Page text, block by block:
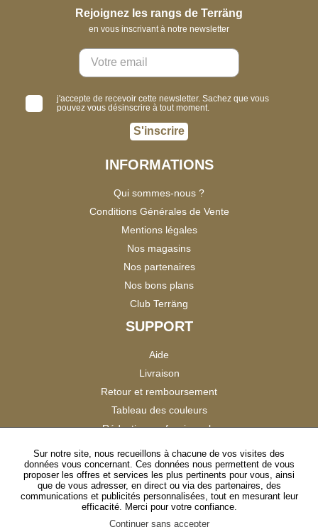
Rejoignez les rangs de Terräng
en vous inscrivant à notre newsletter
j'accepte de recevoir cette newsletter. Sachez que vous
pouvez vous désinscrire à tout moment.
S'inscrire
INFORMATIONS
Qui sommes-nous ?
Conditions Générales de Vente
Mentions légales
Nos magasins
Nos partenaires
Nos bons plans
Club Terräng
SUPPORT
Aide
Livraison
Retour et remboursement
Tableau des couleurs
Réduction professionnels
Satisfaction Clients
SUIVEZ-NOUS
Sur notre site, nous recueillons à chacune de vos visites des
données vous concernant. Ces données nous permettent de vous
proposer les offres et services les plus pertinents pour vous, ainsi
que de vous adresser, en direct ou via des partenaires, des
communications et publicités personnalisées, tout en mesurant leur
efficacité. Merci pour votre confiance.
Continuer sans accepter